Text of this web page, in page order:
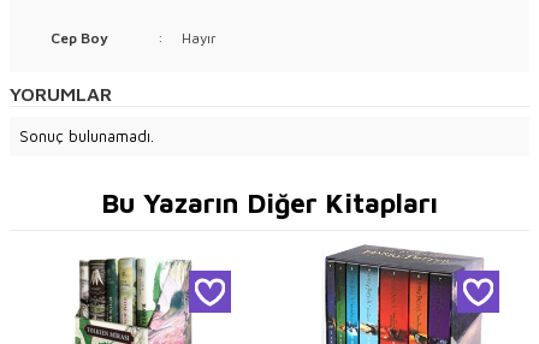
Cep Boy : Hayır
YORUMLAR
Sonuç bulunamadı.
Bu Yazarın Diğer Kitapları